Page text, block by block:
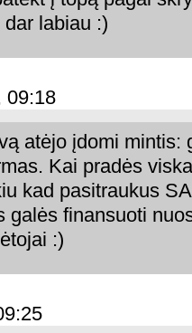
labiau :)
09:18
atėjo įdomi mintis:
Kai pradės
kad pasitraukus
galės finansuoti
:)